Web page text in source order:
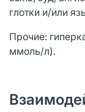
глотки и/или
Прочие:
ммоль/л).